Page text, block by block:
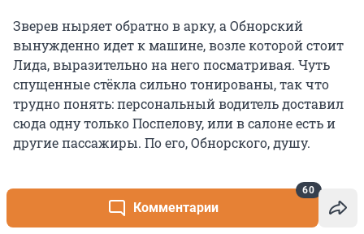
Комментарии
60
Зверев ныряет обратно в арку, а Обнорский
вынужденно идет к машине, возле которой стоит
Лида, выразительно на него посматривая. Чуть
спущенные стёкла сильно тонированы, так что
трудно понять: персональный водитель доставил
сюда одну только Поспелову, или в салоне есть и
другие пассажиры. По его, Обнорского, душу.
ОБНОРСКИЙ (делано улыбаясь)